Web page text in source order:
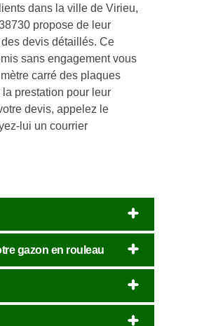
dans la ville de Virieu,
propose de leur
devis détaillés. Ce
sans engagement vous
carré des plaques
prestation pour leur
devis, appelez le
lui un courrier
gazon en rouleau